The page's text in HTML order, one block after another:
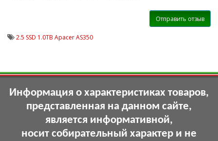
Отправить отзыв
2.5 SSD 1.0TB Apacer AS350
Информация о характеристиках товаров,
представленная на данном сайте,
является информативной,
носит собирательный характер и не